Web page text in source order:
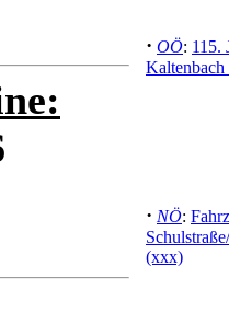
· OÖ: 115.
Kaltenbach
· NÖ:
(xxx)